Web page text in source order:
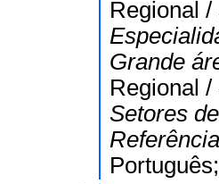
Regional /
Grande
Regional /
Setores
Português;